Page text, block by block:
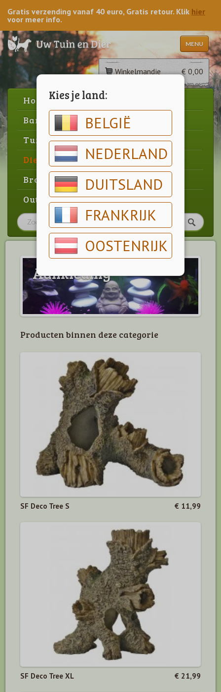
Kies je land:
BELGIË
NEDERLAND
DUITSLAND
FRANKRIJK
OOSTENRIJK
Gratis verzending vanaf 40 euro, Gratis retour. Klik hier
voor meer info.
MENU
Winkelmandje € 0,00
Home
Barbecue
Tuin
Dier
Brood & gebak
Outlet
Aankleding
Producten binnen deze categorie
SF Deco Tree S € 11,99
SF Deco Tree XL € 21,99